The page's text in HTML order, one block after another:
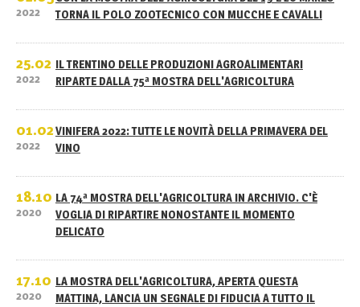
2022
TORNA IL POLO ZOOTECNICO CON MUCCHE E CAVALLI
25.02
2022
IL TRENTINO DELLE PRODUZIONI AGROALIMENTARI
RIPARTE DALLA 75ª MOSTRA DELL'AGRICOLTURA
01.02
2022
VINIFERA 2022: TUTTE LE NOVITÀ DELLA PRIMAVERA DEL
VINO
18.10
2020
LA 74ª MOSTRA DELL'AGRICOLTURA IN ARCHIVIO. C'È
VOGLIA DI RIPARTIRE NONOSTANTE IL MOMENTO
DELICATO
17.10
2020
LA MOSTRA DELL'AGRICOLTURA, APERTA QUESTA
MATTINA, LANCIA UN SEGNALE DI FIDUCIA A TUTTO IL